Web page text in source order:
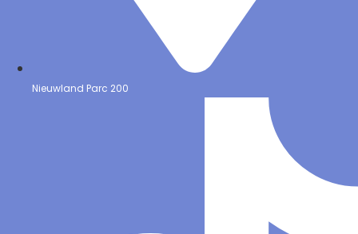
Nieuwland Parc 200